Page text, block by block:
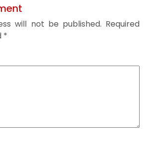
will not be published. Required
*